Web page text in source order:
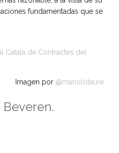
fundamentadas que se
Català de Contractes del
Imagen por @manolotaure
Beveren.